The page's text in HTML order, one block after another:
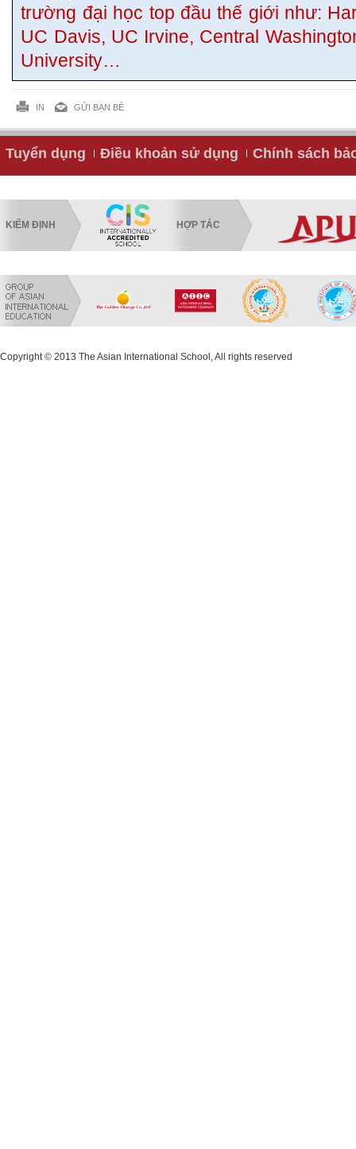
trường đại học top đầu thế giới như:
UC Davis, UC Irvine, Central
University…
IN GỬI BẠN BÈ
Tuyển dụng Điều khoản sử dụng Chính sách
KIỂM ĐỊNH HỢP TÁC
Copyright © 2013 The Asian International School, All rights reserved